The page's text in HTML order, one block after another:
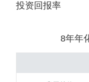
投资回报率
8年年